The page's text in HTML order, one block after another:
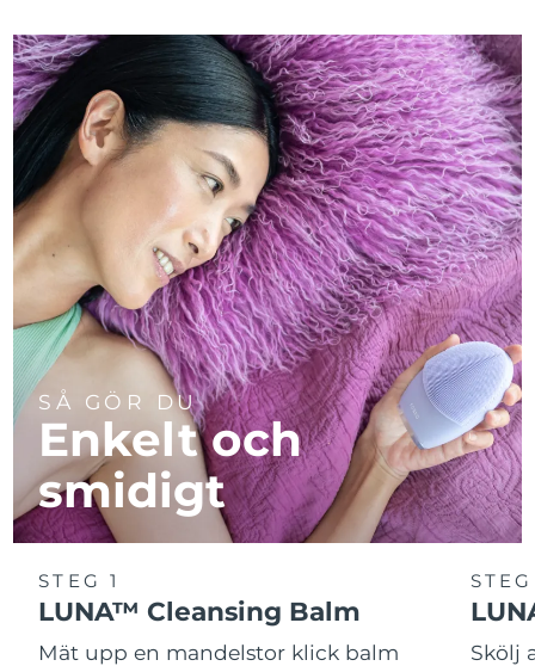
SÅ GÖR DU
Enkelt och
smidigt
STEG 1
LUNA™ Cleansing Balm
Mät upp en mandelstor klick balm
Skölj